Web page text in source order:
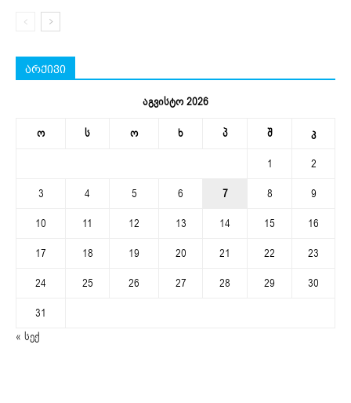
არქივი
აგვისტო 2026
ო ს ო ხ პ შ კ
1
2
3
4 5 6 7 8
9
10
11 12 13 14 15
16
17
18 19 20 21 22
23
24
25 26 27 28 29
30
31
« სექ